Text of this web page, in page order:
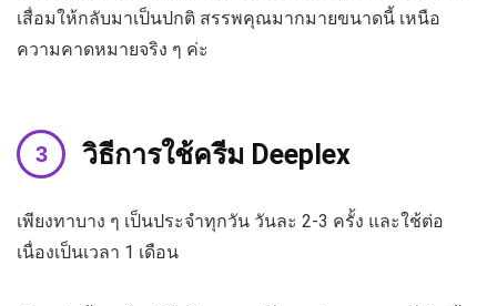
เสื่อมให้กลับมาเป็นปกติ สรรพคุณมากมายขนาดนี้ เหนือ
ความคาดหมายจริง ๆ ค่ะ
วิธีการใช้ครีม Deeplex
เพียงทาบาง ๆ เป็นประจำทุกวัน วันละ 2-3 ครั้ง และใช้ต่อ
เนื่องเป็นเวลา 1 เดือน